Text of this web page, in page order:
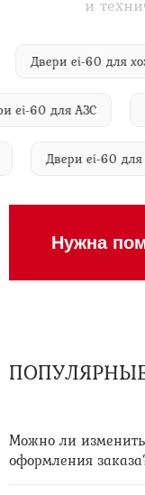
и
Двери ei-60 для
60 для АЗС
Двери ei-60
Нужна
Можно ли
оформления